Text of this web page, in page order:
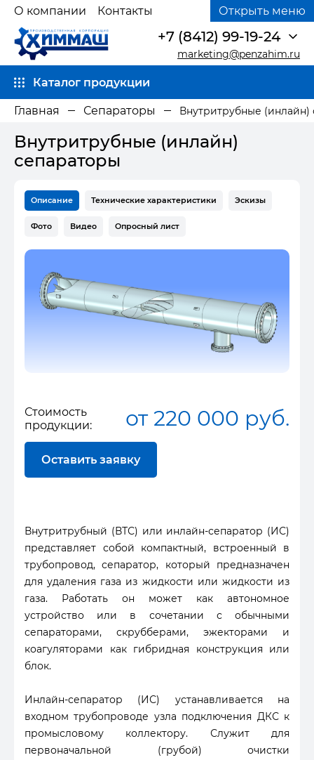
О компании Контакты Открыть меню
Каталог продукции
marketing@penzahim.ru
+7 (8412) 99-19-24
Главная Сепараторы Внутритрубные (инлайн)
Внутритрубные (инлайн)
сепараторы
Описание Технические характеристики Эскизы
Фото Видео Опросный лист
Стоимость
продукции:
от 220 000 руб.
Оставить заявку
Внутритрубный (ВТС) или инлайн-сепаратор (ИС)
представляет собой компактный, встроенный в
трубопровод, сепаратор, который предназначен
для удаления газа из жидкости или жидкости из
газа. Работать он может как автономное
устройство или в сочетании с обычными
сепараторами, скрубберами, эжекторами и
коагуляторами как гибридная конструкция или
блок.
Инлайн-сепаратор (ИС) устанавливается на
входном трубопроводе узла подключения ДКС к
промысловому коллектору. Служит для
первоначальной (грубой) очистки